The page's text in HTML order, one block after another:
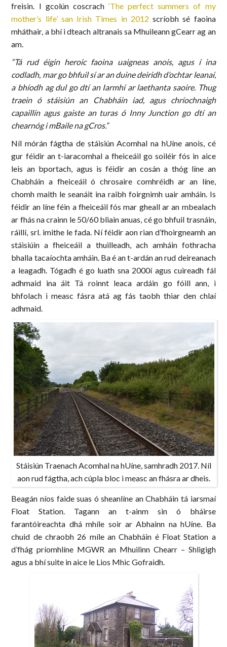
freisin. I gcolún coscrach ‘The perfect summers of my
mother’s life’ san Irish Times in 2012 scríobh sé faoina
mháthair, a bhí i dteach altranais sa Mhuileann gCearr ag an
am.
“Tá rud éigin heroic faoina uaigneas anois, agus í ina
codladh, mar go bhfuil sí ar an duine deiridh d’ochtar leanaí,
a bhíodh ag dul go dtí an Iarmhí ar laethanta saoire. Thug
traein ó stáisiún an Chabháin iad, agus chríochnaigh
capaillín agus gaiste an turas ó Inny Junction go dtí an
chearnóg i mBaile na gCros.”
Níl mórán fágtha de stáisiún Acomhal na hUíne anois, cé
gur féidir an t-iaracomhal a fheiceáil go soiléir fós in aice
leis an bportach, agus is féidir an cosán a thóg líne an
Chabháin a fheiceáil ó chrosaire comhréidh ar an líne,
chomh maith le seanáit ina raibh foirgnimh uair amháin. Is
féidir an líne féin a fheiceáil fós mar gheall ar an mbealach
ar fhás na crainn le 50/60 bliain anuas, cé go bhfuil trasnáin,
ráillí, srl. imithe le fada. Ní féidir aon rian d’fhoirgneamh an
stáisiúin a fheiceáil a thuilleadh, ach amháin fothracha
bhalla tacaíochta amháin. Ba é an t-ardán an rud deireanach
a leagadh. Tógadh é go luath sna 2000í agus cuireadh fál
adhmaid ina áit Tá roinnt leaca ardáin go fóill ann, i
bhfolach i measc fásra atá ag fás taobh thiar den chlaí
adhmaid.
Stáisiún Traenach Acomhal na hUíne, samhradh 2017. Níl
aon rud fágtha, ach cúpla bloc i measc an fhásra ar dheis.
Beagán níos faide suas ó sheanlíne an Chabháin tá iarsmaí
Float Station. Tagann an t-ainm sin ó bháirse
farantóireachta dhá mhíle soir ar Abhainn na hUíne. Ba
chuid de chraobh 26 míle an Chabháin é Float Station a
d’fhág príomhlíne MGWR an Mhuilinn Chearr – Shligigh
agus a bhí suite in aice le Lios Mhic Gofraidh.